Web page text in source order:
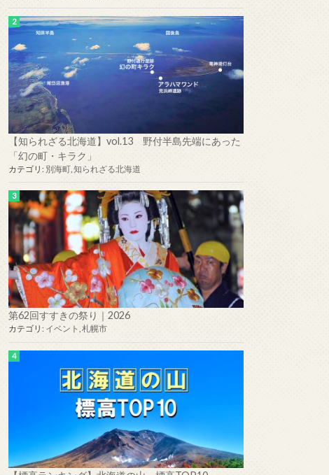
【知られざる北海道】vol.13 野付半島先端にあった
「幻の町・キラク」
カテゴリ: 別海町 知られざる北海道
第62回すすきの祭り｜2026
カテゴリ: イベント 札幌市